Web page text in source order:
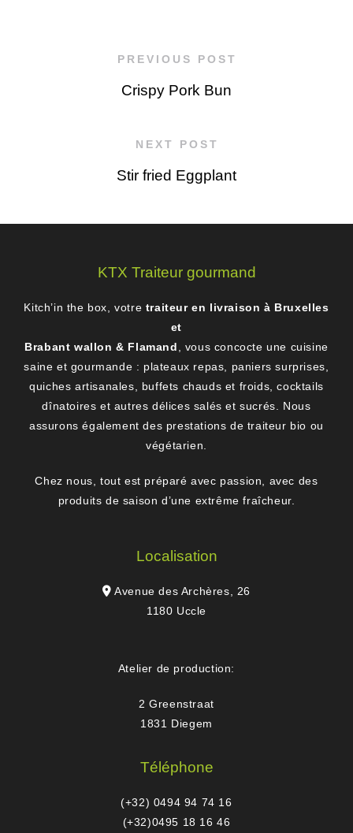
PREVIOUS POST
Crispy Pork Bun
NEXT POST
Stir fried Eggplant
KTX Traiteur gourmand
Kitch’in the box, votre traiteur en livraison à Bruxelles
et
Brabant wallon & Flamand , vous concocte une cuisine
saine et gourmande : plateaux repas, paniers surprises,
quiches artisanales, buffets chauds et froids, cocktails
dînatoires et autres délices salés et sucrés. Nous
assurons également des prestations de traiteur bio ou
végétarien.
Chez nous, tout est préparé avec passion, avec des
produits de saison d’une extrême fraîcheur.
Localisation
Avenue des Archères, 26
1180 Uccle
Atelier de production:
2 Greenstraat
1831 Diegem
Téléphone
(+32) 0494 94 74 16
(+32)0495 18 16 46